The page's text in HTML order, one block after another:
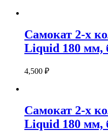
Самокат 2-х
Liquid 180 мм,
4,500 ₽
Самокат 2-х
Liquid 180 мм,